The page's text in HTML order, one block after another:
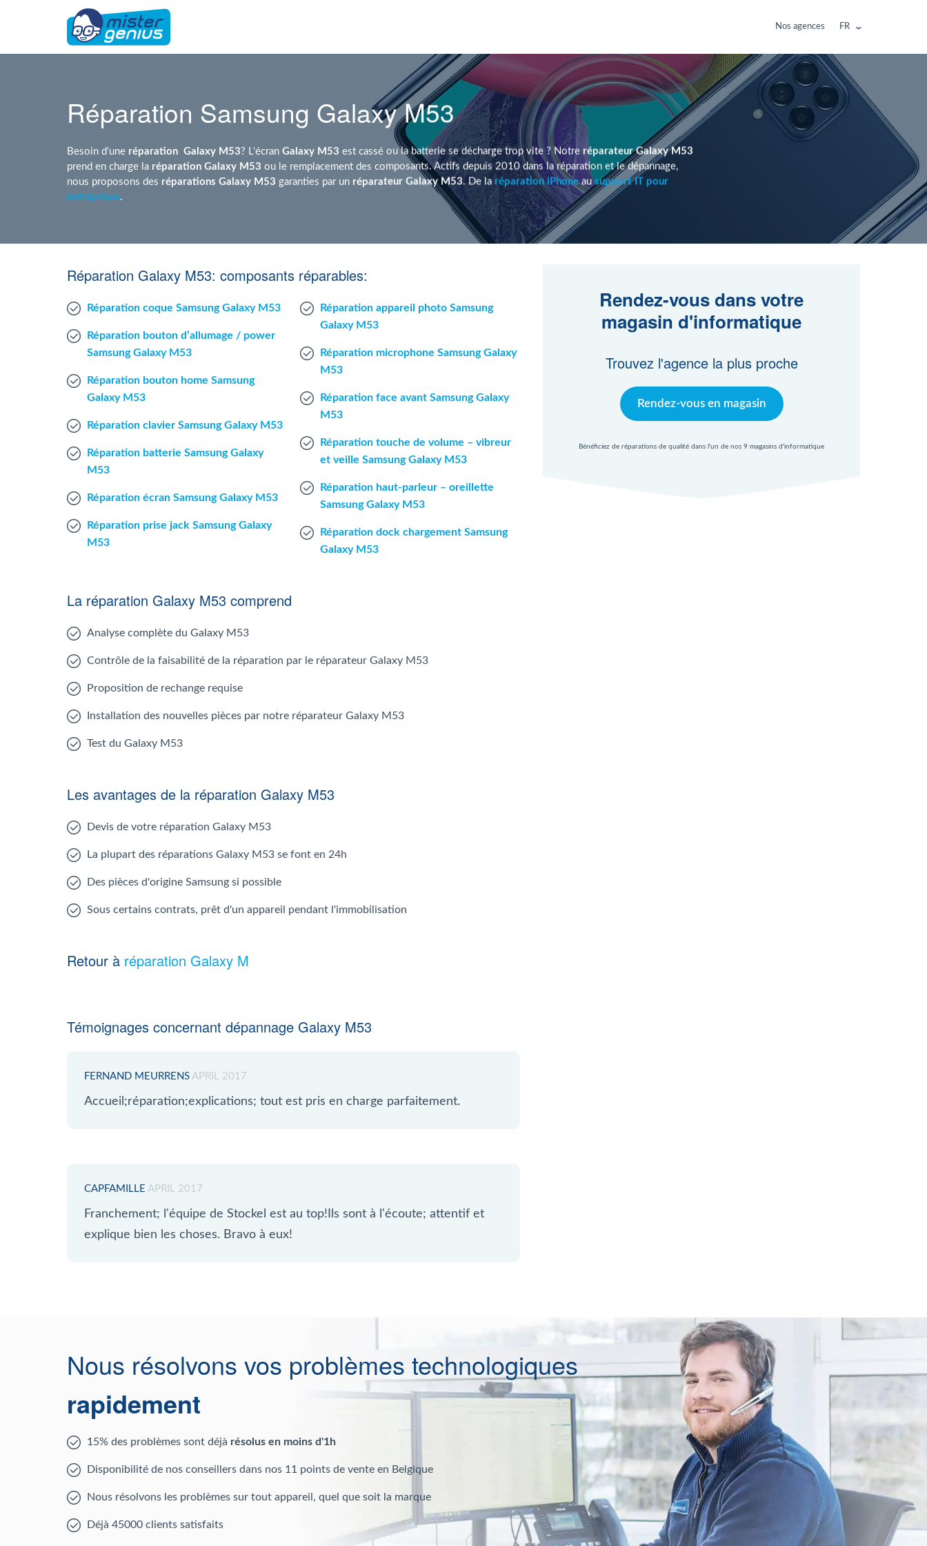
Nos agences FR
Réparation Samsung Galaxy M53
Besoin d'une réparation Galaxy M53? L'écran Galaxy M53 est cassé ou la batterie se décharge trop vite ? Notre réparateur Galaxy M53
prend en charge la réparation Galaxy M53 ou le remplacement des composants. Actifs depuis 2010 dans la réparation et le dépannage,
nous proposons des réparations Galaxy M53 garanties par un réparateur Galaxy M53. De la réparation iPhoneausupport IT pour
entreprises.
Réparation Galaxy M53: composants réparables:
Réparation coque Samsung Galaxy M53
Réparation bouton d’allumage / power
Samsung Galaxy M53
Réparation bouton home Samsung
Galaxy M53
Réparation clavier Samsung Galaxy M53
Réparation batterie Samsung Galaxy
M53
Réparation écran Samsung Galaxy M53
Réparation prise jack Samsung Galaxy
M53
Réparation appareil photo Samsung
Galaxy M53
Réparation microphone Samsung Galaxy
M53
Réparation face avant Samsung Galaxy
M53
Réparation touche de volume – vibreur
et veille Samsung Galaxy M53
Réparation haut-parleur – oreillette
Samsung Galaxy M53
Réparation dock chargement Samsung
Galaxy M53
Rendez-vous dans votre
magasin d'informatique
Trouvez l'agence la plus proche
Rendez-vous en magasin
Bénéficiez de réparations de qualité dans l'un de nos 9 magasins d'informatique
La réparation Galaxy M53 comprend
Analyse complète du Galaxy M53
Contrôle de la faisabilité de la réparation par le réparateur Galaxy M53
Proposition de rechange requise
Installation des nouvelles pièces par notre réparateur Galaxy M53
Test du Galaxy M53
Les avantages de la réparation Galaxy M53
Devis de votre réparation Galaxy M53
La plupart des réparations Galaxy M53 se font en 24h
Des pièces d'origine Samsung si possible
Sous certains contrats, prêt d'un appareil pendant l'immobilisation
Retour à réparation Galaxy M
Témoignages concernant dépannage Galaxy M53
FERNAND MEURRENS APRIL 2017
Accueil;réparation;explications; tout est pris en charge parfaitement.
CAPFAMILLE APRIL 2017
Franchement; l'équipe de Stockel est au top!Ils sont à l'écoute; attentif et
explique bien les choses. Bravo à eux!
Nous résolvons vos problèmes technologiques
rapidement
15% des problèmes sont déjà résolus en moins d'1h
Disponibilité de nos conseillers dans nos 11 points de vente en Belgique
Nous résolvons les problèmes sur tout appareil, quel que soit la marque
Déjà 45000 clients satisfaits